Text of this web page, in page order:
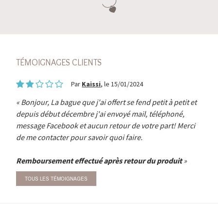
TÉMOIGNAGES CLIENTS
Par Kaissi, le 15/01/2024
Bonjour, La bague que j'ai offert se fend petit à petit et
depuis début décembre j'ai envoyé mail, téléphoné,
message Facebook et aucun retour de votre part! Merci
de me contacter pour savoir quoi faire.
Remboursement effectué après retour du produit
TOUS LES TÉMOIGNAGES